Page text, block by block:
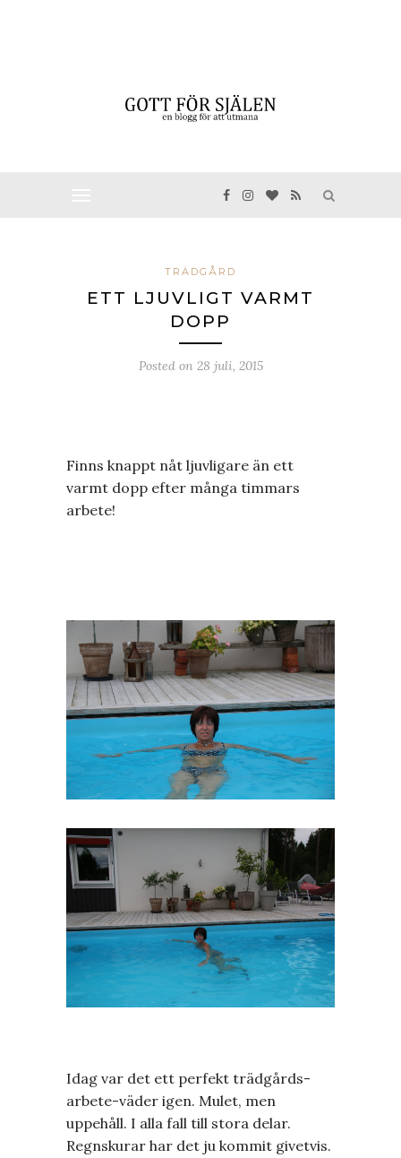
TRÄDGÅRD
ETT LJUVLIGT VARMT
DOPP
Posted on 28 juli, 2015
Finns knappt nåt ljuvligare än ett
varmt dopp efter många timmars
arbete!
Idag var det ett perfekt trädgårds-
arbete-väder igen. Mulet, men
uppehåll. I alla fall till stora delar.
Regnskurar har det ju kommit givetvis.